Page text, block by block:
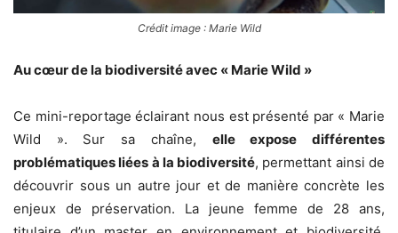
Crédit image : Marie Wild
Au cœur de la biodiversité avec « Marie Wild »
Ce mini-reportage éclairant nous est présenté par « Marie
Wild ». Sur sa chaîne, elle expose différentes
problématiques liées à la biodiversité, permettant ainsi de
découvrir sous un autre jour et de manière concrète les
enjeux de préservation. La jeune femme de 28 ans,